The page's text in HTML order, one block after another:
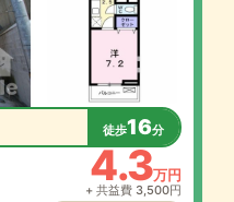
徒歩16分
4.3万円
+ 共益費 3,500円